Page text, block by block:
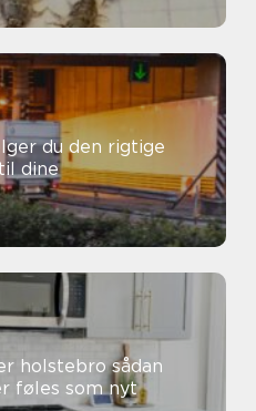
du den rigtige
dine
sådan
føles som nyt